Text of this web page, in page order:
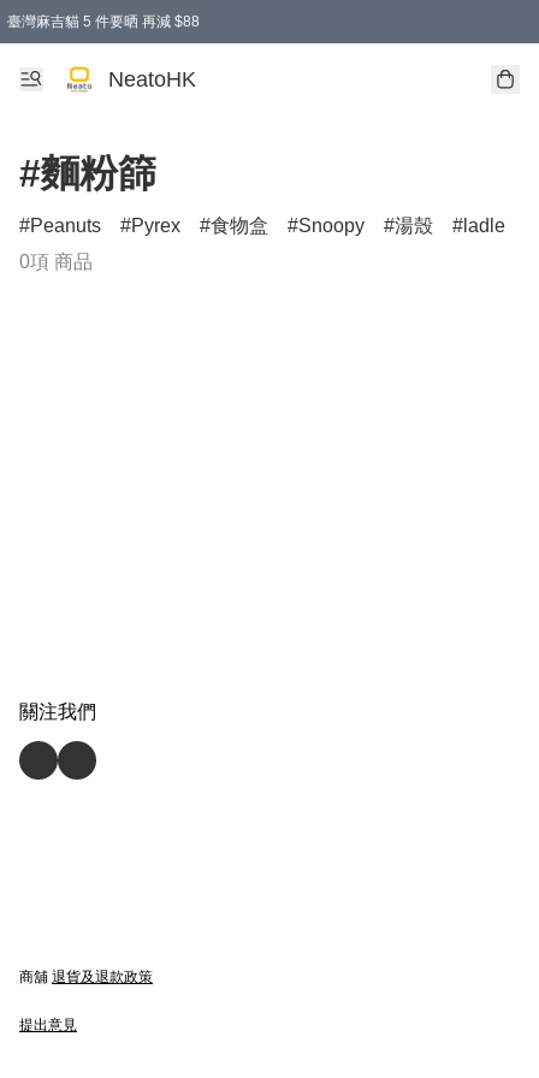
臺灣麻吉貓 5 件要晒 再減 $88
消費即享全單 95 折優惠！
購物滿 HKD 300.00即享免運費優惠！（適用於 特定的送貨方式 )
買麻吉貓廚具套裝免運費
寄送台灣運費滿HKD300 減 HKD50 優惠（不適用於儲物用品及傢俬）
NeatoHK
#麵粉篩
Peanuts Pyrex 食物盒 Snoopy 湯殼 ladle
0項 商品
關注我們
商舖 退貨及退款政策
提出意見